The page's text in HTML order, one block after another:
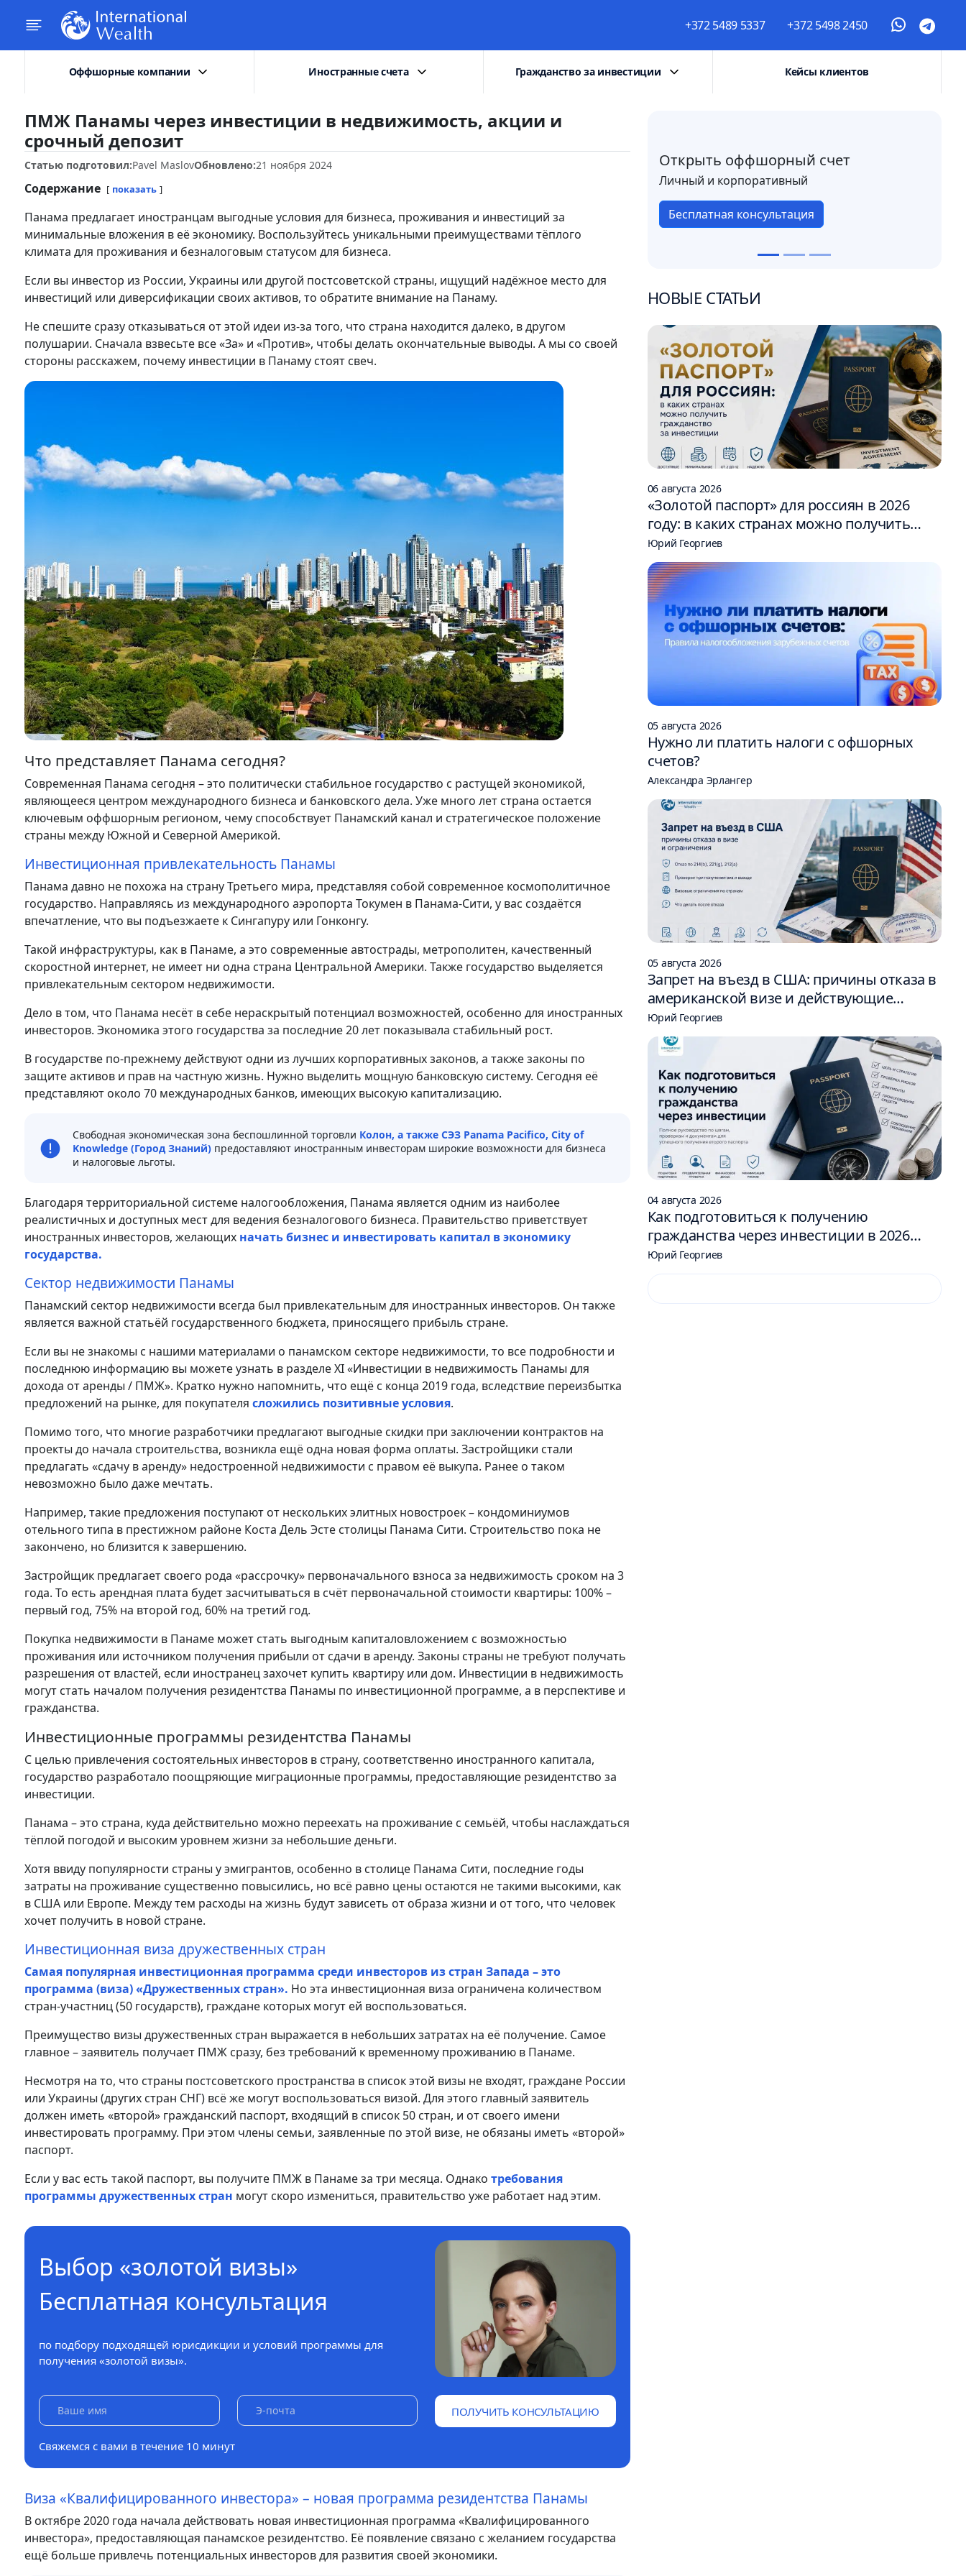
+372 5489 5337 +372 5498 2450
Оффшорные компании Иностранные счета Гражданство за инвестиции Кейсы клиентов
ПМЖ Панамы через инвестиции в недвижимость, акции и
срочный депозит
Статью подготовил:Pavel MaslovОбновлено:21 ноября 2024
Содержание показать
Панама предлагает иностранцам выгодные условия для бизнеса, проживания и инвестиций за
минимальные вложения в её экономику. Воспользуйтесь уникальными преимуществами тёплого
климата для проживания и безналоговым статусом для бизнеса.
Если вы инвестор из России, Украины или другой постсоветской страны, ищущий надёжное место для
инвестиций или диверсификации своих активов, то обратите внимание на Панаму.
Не спешите сразу отказываться от этой идеи из-за того, что страна находится далеко, в другом
полушарии. Сначала взвесьте все «За» и «Против», чтобы делать окончательные выводы. А мы со своей
стороны расскажем, почему инвестиции в Панаму стоят свеч.
Что представляет Панама сегодня?
Современная Панама сегодня – это политически стабильное государство с растущей экономикой,
являющееся центром международного бизнеса и банковского дела. Уже много лет страна остается
ключевым оффшорным регионом, чему способствует Панамский канал и стратегическое положение
страны между Южной и Северной Америкой.
Инвестиционная привлекательность Панамы
Панама давно не похожа на страну Третьего мира, представляя собой современное космополитичное
государство. Направляясь из международного аэропорта Токумен в Панама-Сити, у вас создаётся
впечатление, что вы подъезжаете к Сингапуру или Гонконгу.
Такой инфраструктуры, как в Панаме, а это современные автострады, метрополитен, качественный
скоростной интернет, не имеет ни одна страна Центральной Америки. Также государство выделяется
привлекательным сектором недвижимости.
Дело в том, что Панама несёт в себе нераскрытый потенциал возможностей, особенно для иностранных
инвесторов. Экономика этого государства за последние 20 лет показывала стабильный рост.
В государстве по-прежнему действуют одни из лучших корпоративных законов, а также законы по
защите активов и прав на частную жизнь. Нужно выделить мощную банковскую систему. Сегодня её
представляют около 70 международных банков, имеющих высокую капитализацию.
Свободная экономическая зона беспошлинной торговли Колон, а также СЭЗ Panama Pacifico, City of
Knowledge (Город Знаний) предоставляют иностранным инвесторам широкие возможности для бизнеса
и налоговые льготы.
Благодаря территориальной системе налогообложения, Панама является одним из наиболее
реалистичных и доступных мест для ведения безналогового бизнеса. Правительство приветствует
иностранных инвесторов, желающих начать бизнес и инвестировать капитал в экономику
государства.
Сектор недвижимости Панамы
Панамский сектор недвижимости всегда был привлекательным для иностранных инвесторов. Он также
является важной статьёй государственного бюджета, приносящего прибыль стране.
Если вы не знакомы с нашими материалами о панамском секторе недвижимости, то все подробности и
последнюю информацию вы можете узнать в разделе XI «Инвестиции в недвижимость Панамы для
дохода от аренды / ПМЖ». Кратко нужно напомнить, что ещё с конца 2019 года, вследствие переизбытка
предложений на рынке, для покупателя сложились позитивные условия.
Помимо того, что многие разработчики предлагают выгодные скидки при заключении контрактов на
проекты до начала строительства, возникла ещё одна новая форма оплаты. Застройщики стали
предлагать «сдачу в аренду» недостроенной недвижимости с правом её выкупа. Ранее о таком
невозможно было даже мечтать.
Например, такие предложения поступают от нескольких элитных новостроек – кондоминиумов
отельного типа в престижном районе Коста Дель Эсте столицы Панама Сити. Строительство пока не
закончено, но близится к завершению.
Застройщик предлагает своего рода «рассрочку» первоначального взноса за недвижимость сроком на 3
года. То есть арендная плата будет засчитываться в счёт первоначальной стоимости квартиры: 100% –
первый год, 75% на второй год, 60% на третий год.
Покупка недвижимости в Панаме может стать выгодным капиталовложением с возможностью
проживания или источником получения прибыли от сдачи в аренду. Законы страны не требуют получать
разрешения от властей, если иностранец захочет купить квартиру или дом. Инвестиции в недвижимость
могут стать началом получения резидентства Панамы по инвестиционной программе, а в перспективе и
гражданства.
Инвестиционные программы резидентства Панамы
С целью привлечения состоятельных инвесторов в страну, соответственно иностранного капитала,
государство разработало поощряющие миграционные программы, предоставляющие резидентство за
инвестиции.
Панама – это страна, куда действительно можно переехать на проживание с семьёй, чтобы наслаждаться
тёплой погодой и высоким уровнем жизни за небольшие деньги.
Хотя ввиду популярности страны у эмигрантов, особенно в столице Панама Сити, последние годы
затраты на проживание существенно повысились, но всё равно цены остаются не такими высокими, как
в США или Европе. Между тем расходы на жизнь будут зависеть от образа жизни и от того, что человек
хочет получить в новой стране.
Инвестиционная виза дружественных стран
Самая популярная инвестиционная программа среди инвесторов из стран Запада – это
программа (виза) «Дружественных стран». Но эта инвестиционная виза ограничена количеством
стран-участниц (50 государств), граждане которых могут ей воспользоваться.
Преимущество визы дружественных стран выражается в небольших затратах на её получение. Самое
главное – заявитель получает ПМЖ сразу, без требований к временному проживанию в Панаме.
Несмотря на то, что страны постсоветского пространства в список этой визы не входят, граждане России
или Украины (других стран СНГ) всё же могут воспользоваться визой. Для этого главный заявитель
должен иметь «второй» гражданский паспорт, входящий в список 50 стран, и от своего имени
инвестировать программу. При этом члены семьи, заявленные по этой визе, не обязаны иметь «второй»
паспорт.
Если у вас есть такой паспорт, вы получите ПМЖ в Панаме за три месяца. Однако требования
программы дружественных стран могут скоро измениться, правительство уже работает над этим.
Выбор «золотой визы»
Бесплатная консультация
по подбору подходящей юрисдикции и условий программы для
получения «золотой визы».
ПОЛУЧИТЬ КОНСУЛЬТАЦИЮ
Свяжемся с вами в течение 10 минут
Виза «Квалифицированного инвестора» – новая программа резидентства Панамы
В октябре 2020 года начала действовать новая инвестиционная программа «Квалифицированного
инвестора», предоставляющая панамское резидентство. Её появление связано с желанием государства
ещё больше привлечь потенциальных инвесторов для развития своей экономики.
Открыть оффшорный счет
Личный и корпоративный
Бесплатная консультация
НОВЫЕ СТАТЬИ
06 августа 2026
«Золотой паспорт» для россиян в 2026
году: в каких странах можно получить
гражданство за инвестиции
Юрий Георгиев
05 августа 2026
Нужно ли платить налоги с офшорных
счетов?
Александра Эрлангер
05 августа 2026
Запрет на въезд в США: причины отказа в
американской визе и действующие
ограничения
Юрий Георгиев
04 августа 2026
Как подготовиться к получению
гражданства через инвестиции в 2026
году: 6 шагов
Юрий Георгиев